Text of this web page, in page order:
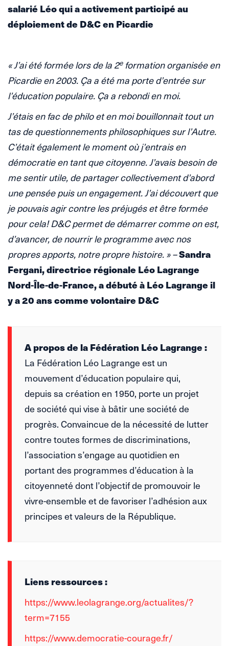
salarié Léo qui a activement participé au
déploiement de D&C en Picardie
« J’ai été formée lors de la 2eformation organisée en
Picardie en 2003. Ça a été ma porte d’entrée sur
l’éducation populaire. Ça a rebondi en moi.
J’étais en fac de philo et en moi bouillonnait tout un
tas de questionnements philosophiques sur l’Autre.
C’était également le moment où j’entrais en
démocratie en tant que citoyenne. J’avais besoin de
me sentir utile, de partager collectivement d’abord
une pensée puis un engagement. J’ai découvert que
je pouvais agir contre les préjugés et être formée
pour cela! D&C permet de démarrer comme on est,
d’avancer, de nourrir le programme avec nos
propres apports, notre propre histoire. » –Sandra
Fergani, directrice régionale Léo Lagrange
Nord-Île-de-France, a débuté à Léo Lagrange il
y a 20 ans comme volontaire D&C
A propos de la Fédération Léo Lagrange :
La Fédération Léo Lagrange est un
mouvement d’éducation populaire qui,
depuis sa création en 1950, porte un projet
de société qui vise à bâtir une société de
progrès. Convaincue de la nécessité de lutter
contre toutes formes de discriminations,
l’association s’engage au quotidien en
portant des programmes d’éducation à la
citoyenneté dont l’objectif de promouvoir le
vivre-ensemble et de favoriser l’adhésion aux
principes et valeurs de la République.
Liens ressources :
https://www.leolagrange.org/actualites/?
term=7155
https://www.democratie-courage.fr/